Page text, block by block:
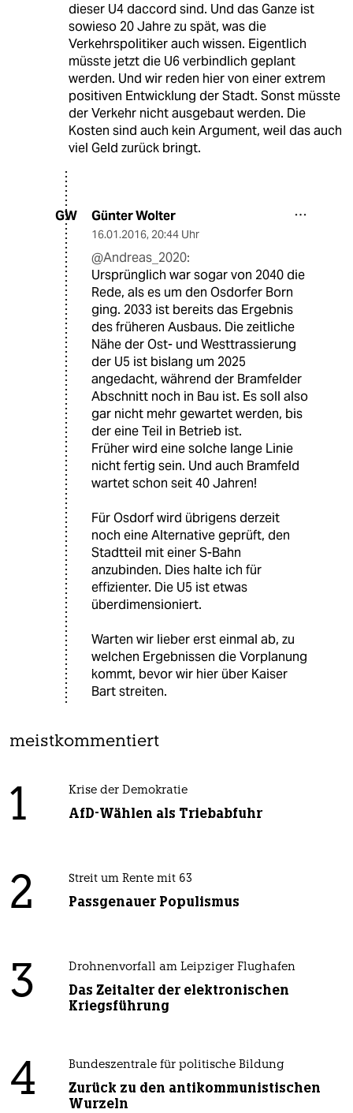
dieser U4 daccord sind. Und das Ganze ist
sowieso 20 Jahre zu spät, was die
Verkehrspolitiker auch wissen. Eigentlich
müsste jetzt die U6 verbindlich geplant
werden. Und wir reden hier von einer extrem
positiven Entwicklung der Stadt. Sonst müsste
der Verkehr nicht ausgebaut werden. Die
Kosten sind auch kein Argument, weil das auch
viel Geld zurück bringt.
GW Günter Wolter
16.01.2016, 20:44 Uhr
@Andreas_2020:
Ursprünglich war sogar von 2040 die
Rede, als es um den Osdorfer Born
ging. 2033 ist bereits das Ergebnis
des früheren Ausbaus. Die zeitliche
Nähe der Ost- und Westtrassierung
der U5 ist bislang um 2025
angedacht, während der Bramfelder
Abschnitt noch in Bau ist. Es soll also
gar nicht mehr gewartet werden, bis
der eine Teil in Betrieb ist.
Früher wird eine solche lange Linie
nicht fertig sein. Und auch Bramfeld
wartet schon seit 40 Jahren!
Für Osdorf wird übrigens derzeit
noch eine Alternative geprüft, den
Stadtteil mit einer S-Bahn
anzubinden. Dies halte ich für
effizienter. Die U5 ist etwas
überdimensioniert.
Warten wir lieber erst einmal ab, zu
welchen Ergebnissen die Vorplanung
kommt, bevor wir hier über Kaiser
Bart streiten.
meistkommentiert
1 Krise der Demokratie
AfD-Wählen als Triebabfuhr
2 Streit um Rente mit 63
Passgenauer Populismus
3 Drohnenvorfall am Leipziger Flughafen
Das Zeitalter der elektronischen
Kriegsführung
4 Bundeszentrale für politische Bildung
Zurück zu den antikommunistischen
Wurzeln